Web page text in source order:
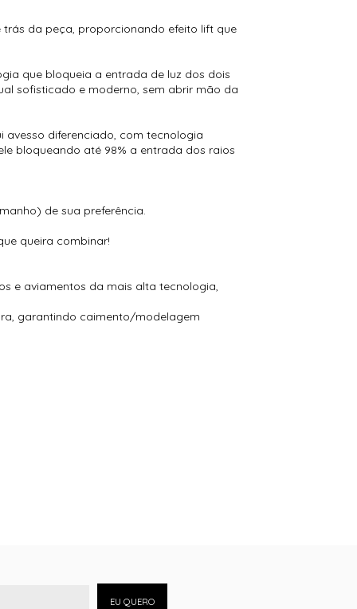
trás da peça, proporcionando efeito lift que
que bloqueia a entrada de luz dos dois
sofisticado e moderno, sem abrir mão da
avesso diferenciado, com tecnologia
bloqueando até 98% a entrada dos raios
de sua preferência.
queira combinar!
e aviamentos da mais alta tecnologia,
garantindo caimento/modelagem
EU QUERO